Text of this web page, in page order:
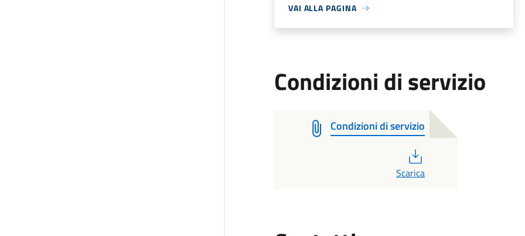
VAI ALLA PAGINA
Condizioni di servizio
Condizioni di servizio
Scarica